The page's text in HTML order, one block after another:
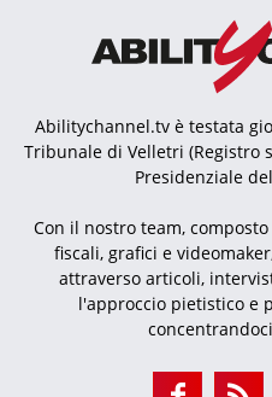
Abilitychannel.tv è testata
Tribunale di Velletri (Registro
Presidenziale
Con il nostro team,
fiscali, grafici e
attraverso articoli,
l'approccio pietistico e